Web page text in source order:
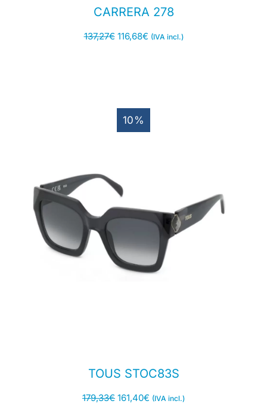
CARRERA 278
137,27€ 116,68€ (IVA incl.)
10%
TOUS STOC83S
179,33€ 161,40€ (IVA incl.)